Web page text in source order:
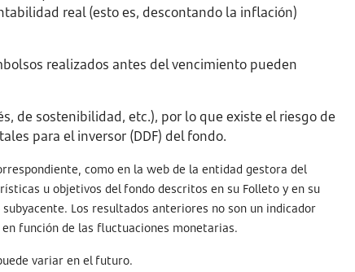
real (esto es, descontando la inflación)
realizados antes del vencimiento pueden
de sostenibilidad, etc.), por lo que existe el riesgo de
para el inversor (DDF) del fondo.
como en la web de la entidad gestora del
u objetivos del fondo descritos en su Folleto y en su
Los resultados anteriores no son un indicador
función de las fluctuaciones monetarias.
variar en el futuro.